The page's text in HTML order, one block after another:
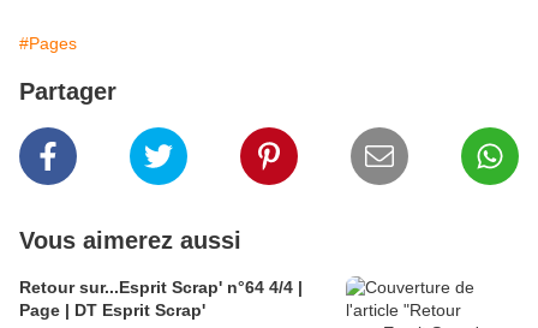
#Pages
Partager
Vous aimerez aussi
Retour sur...Esprit Scrap' n°64 4/4 |
Page | DT Esprit Scrap'